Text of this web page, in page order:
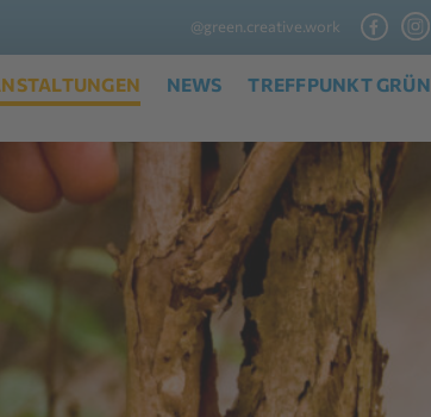
@green.creative.work
NEWS TREFFPUNKT GRÜN